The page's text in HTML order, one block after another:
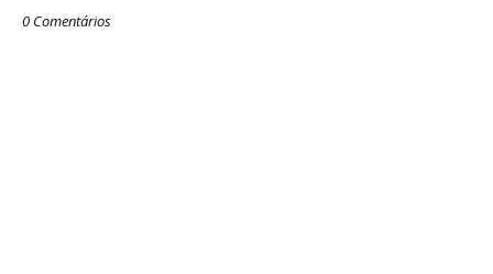
0 Comentários